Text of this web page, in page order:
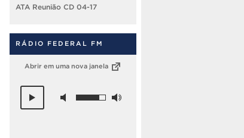
ATA Reunião CD 04-17
RÁDIO FEDERAL FM
Abrir em uma nova janela